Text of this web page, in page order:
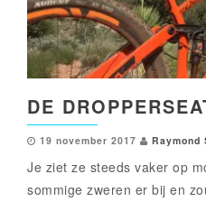
DE
19 november 2017 Raymond
Je ziet ze steeds vaker op
sommige zweren er bij en